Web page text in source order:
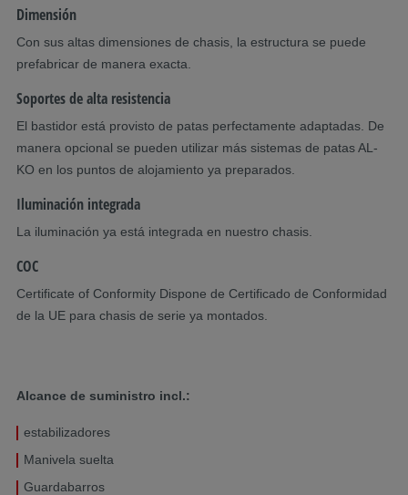
Dimensión
Con sus altas dimensiones de chasis, la estructura se puede
prefabricar de manera exacta.
Soportes de alta resistencia
El bastidor está provisto de patas perfectamente adaptadas. De
manera opcional se pueden utilizar más sistemas de patas AL-
KO en los puntos de alojamiento ya preparados.
Iluminación integrada
La iluminación ya está integrada en nuestro chasis.
COC
Certificate of Conformity Dispone de Certificado de Conformidad
de la UE para chasis de serie ya montados.
Alcance de suministro incl.:
estabilizadores
Manivela suelta
Guardabarros